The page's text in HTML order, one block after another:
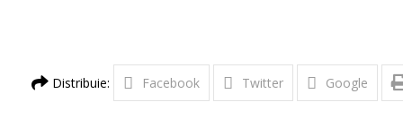
Distribuie: Facebook Twitter Google